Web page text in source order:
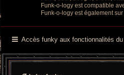
Funk-o-logy est compatible
Funk-o-logy est également sur
Accès funky aux fonctionnalités du